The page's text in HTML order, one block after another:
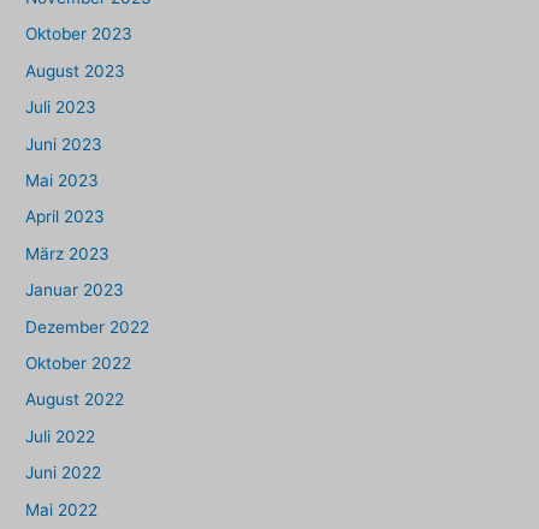
Oktober 2023
August 2023
Juli 2023
Juni 2023
Mai 2023
April 2023
März 2023
Januar 2023
Dezember 2022
Oktober 2022
August 2022
Juli 2022
Juni 2022
Mai 2022